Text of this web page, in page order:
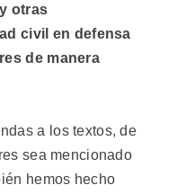
otras
civil en defensa
de manera
a los textos, de
sea mencionado
hemos hecho